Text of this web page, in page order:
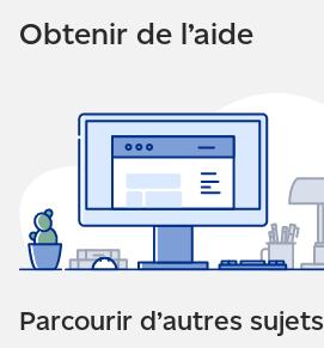
Obtenir de l’aide
Parcourir d’autres sujets